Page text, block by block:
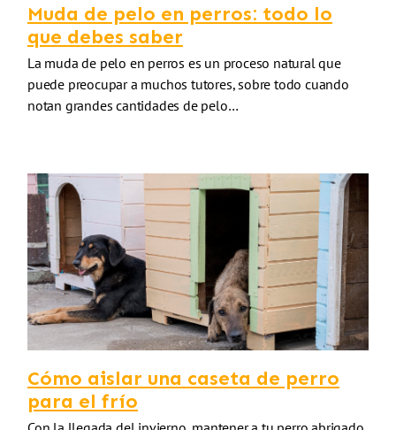
Muda de pelo en perros: todo lo
que debes saber
La muda de pelo en perros es un proceso natural que
puede preocupar a muchos tutores, sobre todo cuando
notan grandes cantidades de pelo…
Cómo aislar una caseta de perro
para el frío